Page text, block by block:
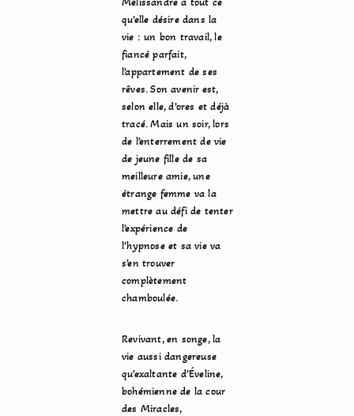
qu’elle désire dans la
vie : un bon travail, le
fiancé parfait,
l’appartement de ses
rêves. Son avenir est,
selon elle, d’ores et déjà
tracé. Mais un soir, lors
de l’enterrement de vie
de jeune fille de sa
meilleure amie, une
étrange femme va la
mettre au défi de tenter
l’expérience de
l’hypnose et sa vie va
s’en trouver
complètement
chamboulée.
Revivant, en songe, la
vie aussi dangereuse
qu’exaltante d’Éveline,
bohémienne de la cour
des Miracles,